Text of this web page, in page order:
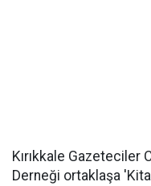
Kırıkkale
Derneği ortaklaşa